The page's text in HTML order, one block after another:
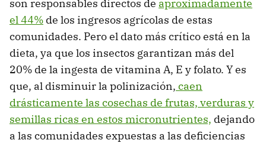
son responsables directos de aproximadamente
el 44% de los ingresos agrícolas de estas
comunidades. Pero el dato más crítico está en la
dieta, ya que los insectos garantizan más del
20% de la ingesta de vitamina A, E y folato. Y es
que, al disminuir la polinización, caen
drásticamente las cosechas de frutas, verduras y
semillas ricas en estos micronutrientes, dejando
a las comunidades expuestas a las deficiencias